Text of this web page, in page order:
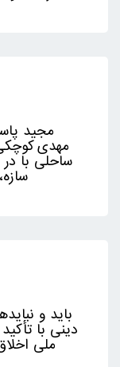
مجید
مهدی
ساحلی با
باید و
دینی با